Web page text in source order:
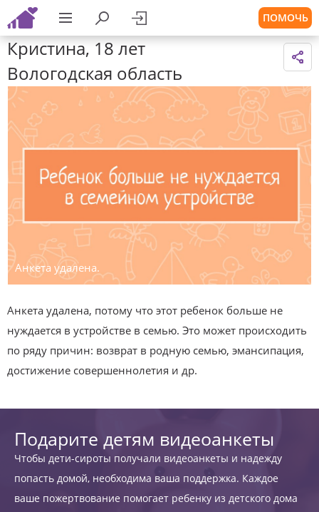
ПОМОЧЬ
Кристина, 18 лет
Вологодская область
Анкета удалена.
Анкета удалена, потому что этот ребенок больше не
нуждается в устройстве в семью. Это может происходить
по ряду причин: возврат в родную семью, эмансипация,
достижение совершеннолетия и др.
Подарите детям видеоанкеты
Чтобы дети-сироты получали видеоанкеты и надежду
попасть домой, необходима ваша поддержка. Каждое
ваше пожертвование помогает ребенку из детского дома